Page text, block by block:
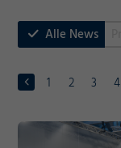
Alle News
1 2 3 4